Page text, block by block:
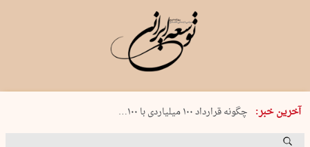
آخرین خبر:
شنبه 17 مرداد 1405 شماره 2244
چگونه قرارداد ۱۰۰ میلیاردی با ۱۰۰…
پنجره‌ای که باز نشد